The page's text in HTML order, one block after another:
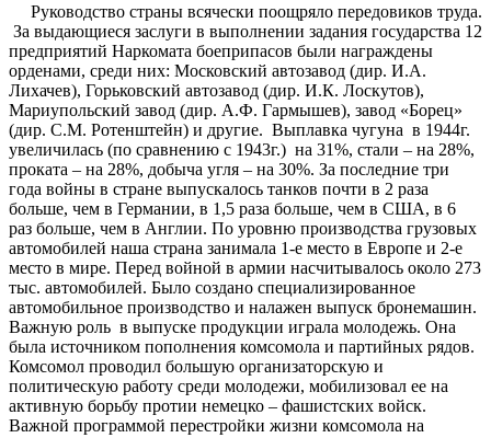
Руководство страны всячески поощряло передовиков труда.
За выдающиеся заслуги в выполнении задания государства 12
предприятий Наркомата боеприпасов были награждены
орденами, среди них: Московский автозавод (дир. И.А.
Лихачев), Горьковский автозавод (дир. И.К. Лоскутов),
Мариупольский завод (дир. А.Ф. Гармышев), завод «Борец»
(дир. С.М. Ротенштейн) и другие. Выплавка чугуна в 1944г.
увеличилась (по сравнению с 1943г.) на 31%, стали – на 28%,
проката – на 28%, добыча угля – на 30%. За последние три
года войны в стране выпускалось танков почти в 2 раза
больше, чем в Германии, в 1,5 раза больше, чем в США, в 6
раз больше, чем в Англии. По уровню производства грузовых
автомобилей наша страна занимала 1-е место в Европе и 2-е
место в мире. Перед войной в армии насчитывалось около 273
тыс. автомобилей. Было создано специализированное
автомобильное производство и налажен выпуск бронемашин.
Важную роль в выпуске продукции играла молодежь. Она
была источником пополнения комсомола и партийных рядов.
Комсомол проводил большую организаторскую и
политическую работу среди молодежи, мобилизовал ее на
активную борьбу протии немецко – фашистских войск.
Важной программой перестройки жизни комсомола на